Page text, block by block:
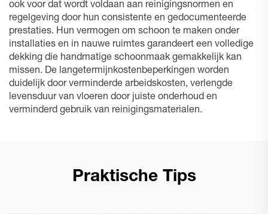
ook voor dat wordt voldaan aan reinigingsnormen en
regelgeving door hun consistente en gedocumenteerde
prestaties. Hun vermogen om schoon te maken onder
installaties en in nauwe ruimtes garandeert een volledige
dekking die handmatige schoonmaak gemakkelijk kan
missen. De langetermijnkostenbeperkingen worden
duidelijk door verminderde arbeidskosten, verlengde
levensduur van vloeren door juiste onderhoud en
verminderd gebruik van reinigingsmaterialen.
Praktische Tips